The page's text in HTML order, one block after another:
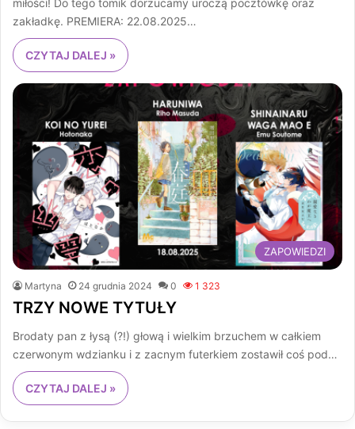
miłości! Do tego tomik dorzucamy uroczą pocztówkę oraz
zakładkę. PREMIERA: 22.08.2025…
CZYTAJ DALEJ »
ZAPOWIEDZI
Martyna 24 grudnia 2024 0 1 323
TRZY NOWE TYTUŁY
Brodaty pan z łysą (?!) głową i wielkim brzuchem w całkiem
czerwonym wdzianku i z zacnym futerkiem zostawił coś pod…
CZYTAJ DALEJ »